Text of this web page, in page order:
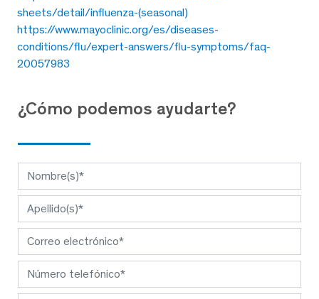
sheets/detail/influenza-(seasonal)
https://www.mayoclinic.org/es/diseases-
conditions/flu/expert-answers/flu-symptoms/faq-
20057983
¿Cómo podemos ayudarte?